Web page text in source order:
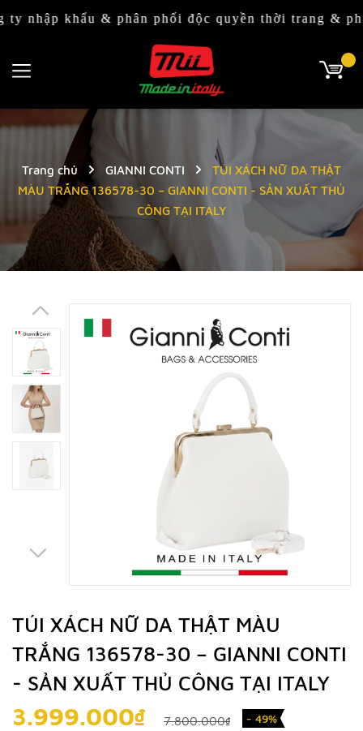
khẩu & phân phối độc quyền thời trang & phụ
Trang chủ GIANNI CONTI
TÚI XÁCH NỮ DA THẬT
MÀU TRẮNG 136578-30 – GIANNI CONTI - SẢN XUẤT THỦ
CÔNG TẠI ITALY
TÚI XÁCH NỮ DA THẬT MÀU
TRẮNG 136578-30 – GIANNI CONTI
- SẢN XUẤT THỦ CÔNG TẠI ITALY
3.999.000₫ 7.800.000₫ - 49%